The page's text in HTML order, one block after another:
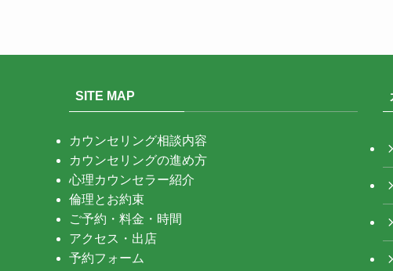
SITE MAP
カウンセリング相談内容
カウンセリングの進め方
心理カウンセラー紹介
倫理とお約束
ご予約・料金・時間
アクセス・出店
予約フォーム